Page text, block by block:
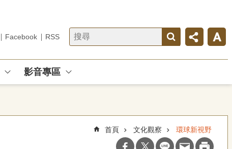
Facebook RSS
影音專區
首頁 文化觀察 環球新視野